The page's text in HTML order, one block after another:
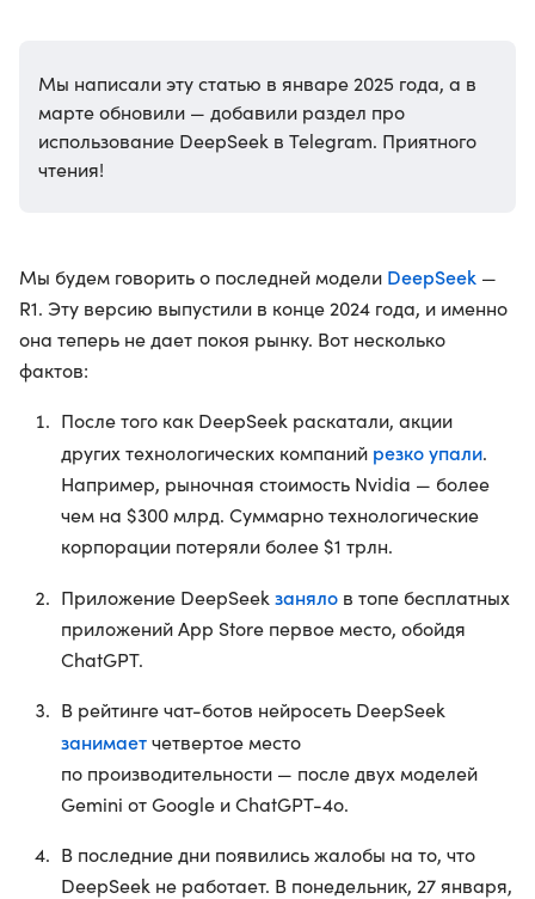
Мы написали эту статью в январе 2025 года, а в
марте обновили — добавили раздел про
использование DeepSeek в Telegram. Приятного
чтения!
Мы будем говорить о последней модели DeepSeek —
R1. Эту версию выпустили в конце 2024 года, и именно
она теперь не дает покоя рынку. Вот несколько
фактов:
После того как DeepSeek раскатали, акции
других технологических компаний резко упали.
Например, рыночная стоимость Nvidia — более
чем на $300 млрд. Суммарно технологические
корпорации потеряли более $1 трлн.
Приложение DeepSeek заняло в топе бесплатных
приложений App Store первое место, обойдя
ChatGPT.
В рейтинге чат-ботов нейросеть DeepSeek
занимаетчетвертое место
по производительности — после двух моделей
Gemini от Google и ChatGPT-4o.
В последние дни появились жалобы на то, что
DeepSeek не работает. В понедельник, 27 января,